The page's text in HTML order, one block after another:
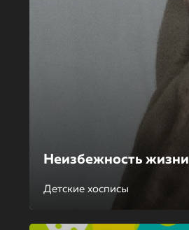
Неизбежность жизни
Детские хосписы